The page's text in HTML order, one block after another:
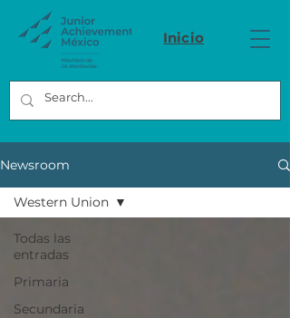
Inicio
Newsroom
Todas las
entradas
Primaria
Secundaria
Western Union